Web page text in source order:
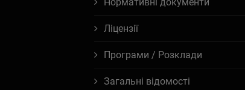
Ліцензії
Програми / Розклади
Загальні відомості